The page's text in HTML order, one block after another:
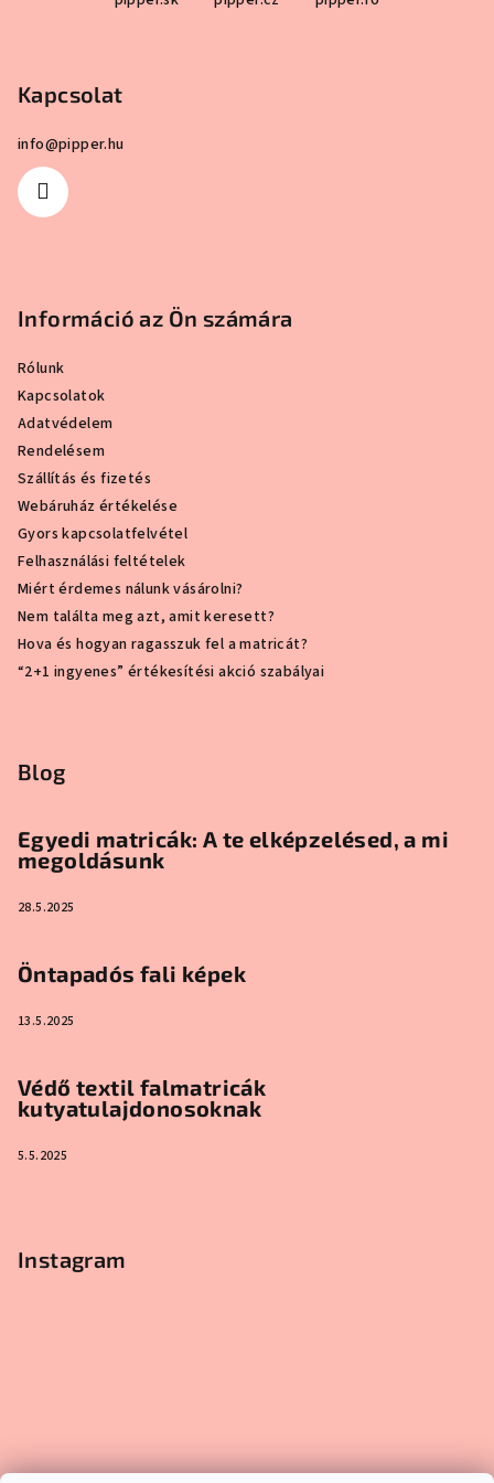
5-
5-
Kapcsolat
info@pipper.hu
Információ az Ön számára
Rólunk
Kapcsolatok
Adatvédelem
Rendelésem
Szállítás és fizetés
Webáruház értékelése
Gyors kapcsolatfelvétel
Felhasználási feltételek
Miért érdemes nálunk vásárolni?
Nem találta meg azt, amit keresett?
Hova és hogyan ragasszuk fel a matricát?
“2+1 ingyenes” értékesítési akció szabályai
Blog
Egyedi matricák: A te elképzelésed, a mi
megoldásunk
28.5.2025
Öntapadós fali képek
13.5.2025
Védő textil falmatricák
kutyatulajdonosoknak
5.5.2025
Instagram